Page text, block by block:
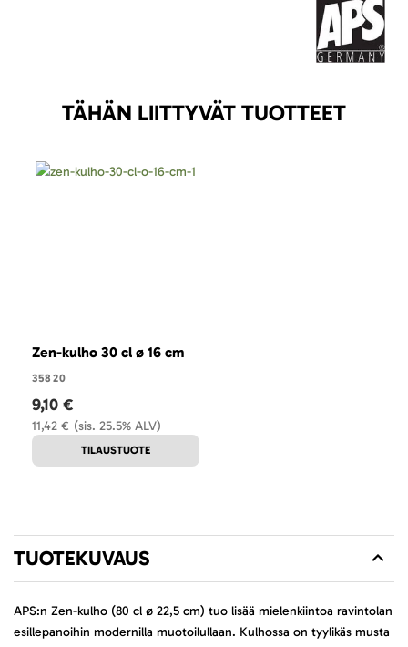
TÄHÄN LIITTYVÄT TUOTTEET
Zen-kulho 30 cl ø 16 cm
35820
(sis. 25.5% ALV)
11,42 €
9,10 €
TILAUSTUOTE
TUOTEKUVAUS
APS:n Zen-kulho (80 cl ø 22,5 cm) tuo lisää mielenkiintoa ravintolan
esillepanoihin modernilla muotoilullaan. Kulhossa on tyylikäs musta